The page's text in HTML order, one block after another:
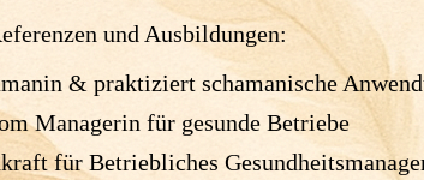
und Ausbildungen:
& praktiziert schamanische
Managerin für gesunde Betriebe
für Betriebliches